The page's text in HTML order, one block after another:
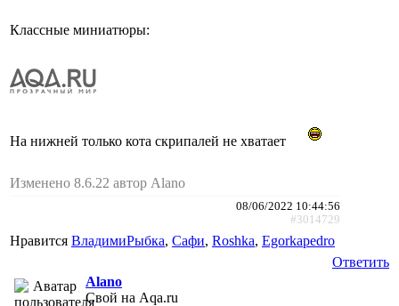
Классные миниатюры:
На нижней только кота скрипалей не хватает
Изменено 8.6.22 автор Alano
08/06/2022 10:44:56
#3014729
Нравится ВладимиРыбка, Сафи, Roshka, Egorkapedro
Ответить
Alano
Свой на Aqa.ru